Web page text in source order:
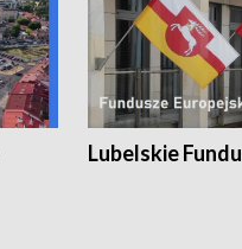
Lubelskie